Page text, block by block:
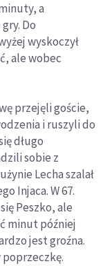
a
Do
wyskoczył
ale wobec
przejęli goście,
i ruszyli do
długo
sobie z
Lecha szalał
Injaca. W 67.
Peszko, ale
minut później
jest groźna.
poprzeczkę.